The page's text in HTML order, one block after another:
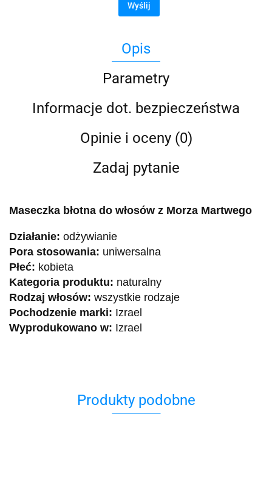
Wyślij
Opis
Parametry
Informacje dot. bezpieczeństwa
Opinie i oceny (0)
Zadaj pytanie
Maseczka błotna do włosów z Morza Martwego
Działanie: odżywianie
Pora stosowania: uniwersalna
Płeć: kobieta
Kategoria produktu: naturalny
Rodzaj włosów: wszystkie rodzaje
Pochodzenie marki: Izrael
Wyprodukowano w: Izrael
Produkty podobne